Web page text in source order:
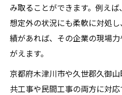
み取ることができます。例え
想定外の状況にも柔軟に対処
績があれば、その企業の現場
がえます。
京都府木津川市や久世郡久御
共工事や民間工事の両方に対